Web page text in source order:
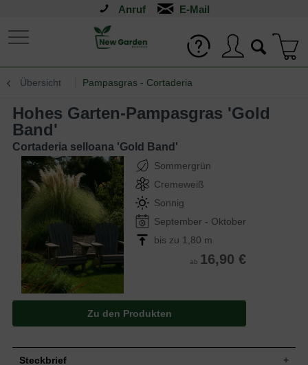
Anruf
Übersicht Pampasgras - Cortaderia
Hohes Garten-Pampasgras 'Gold
Band'
Cortaderia selloana 'Gold Band'
Sommergrün
Cremeweiß
Sonnig
September - Oktober
bis zu 1,80 m
ab 16,90 €
Zu den Produkten
Steckbrief